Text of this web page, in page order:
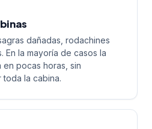
dañadas, rodachines
En la mayoría de casos la
pocas horas, sin
la cabina.